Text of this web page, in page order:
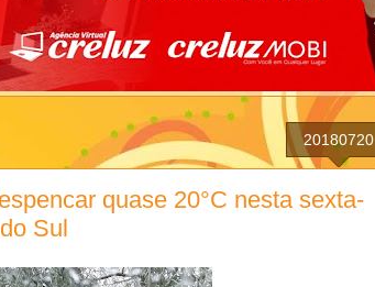
20180720
quase 20°C nesta sexta-
Sul